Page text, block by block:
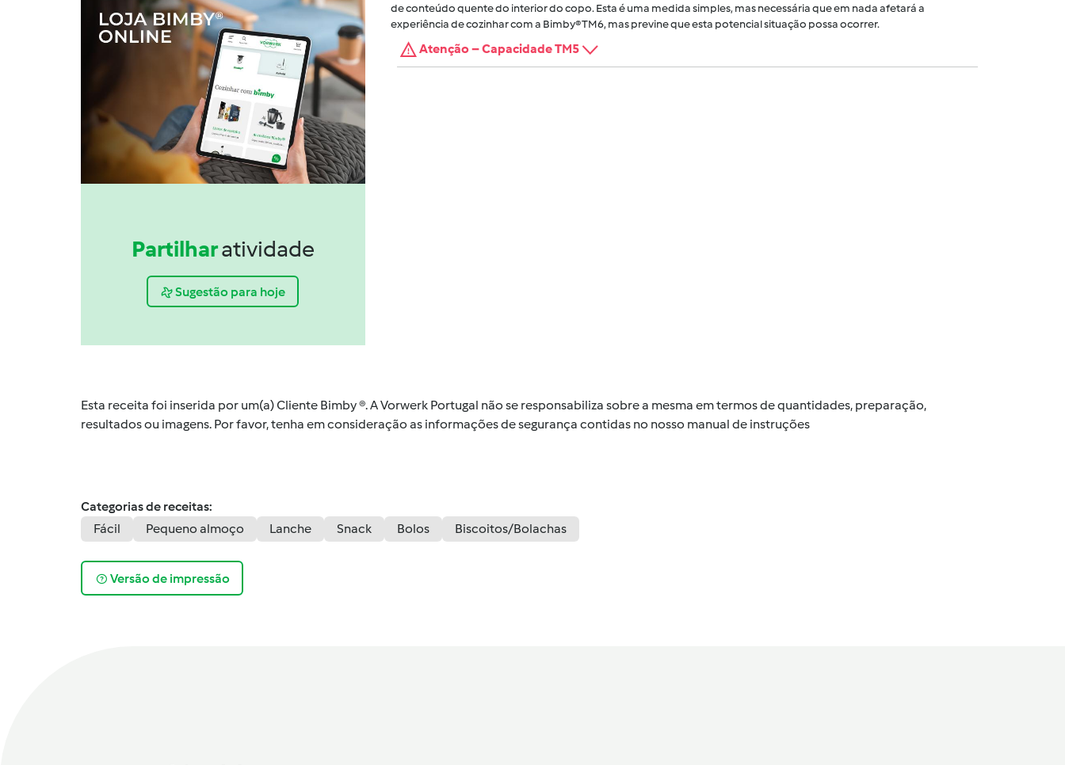
Partilharatividade
Sugestão para hoje
de conteúdo quente do interior do copo. Esta é uma medida simples, mas necessária que em nada afetará a
experiência de cozinhar com a Bimby® TM6, mas previne que esta potencial situação possa ocorrer.
Atenção – Capacidade TM5
Esta receita foi inserida por um(a) Cliente Bimby ®. A Vorwerk Portugal não se responsabiliza sobre a mesma em termos de quantidades, preparação,
resultados ou imagens. Por favor, tenha em consideração as informações de segurança contidas no nosso manual de instruções
Categorias de receitas:
Fácil
Pequeno almoço Lanche Snack Bolos Biscoitos/Bolachas
Versão de impressão